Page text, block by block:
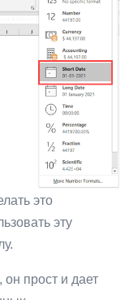
это
эту
он прост и дает